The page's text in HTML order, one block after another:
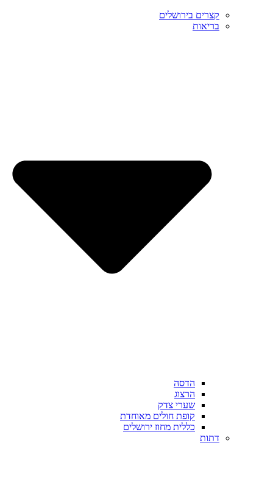
קצרים בירושלים
בריאות
שערי צדק
קופת חולים מאוחדת
כללית מחוז ירושלים